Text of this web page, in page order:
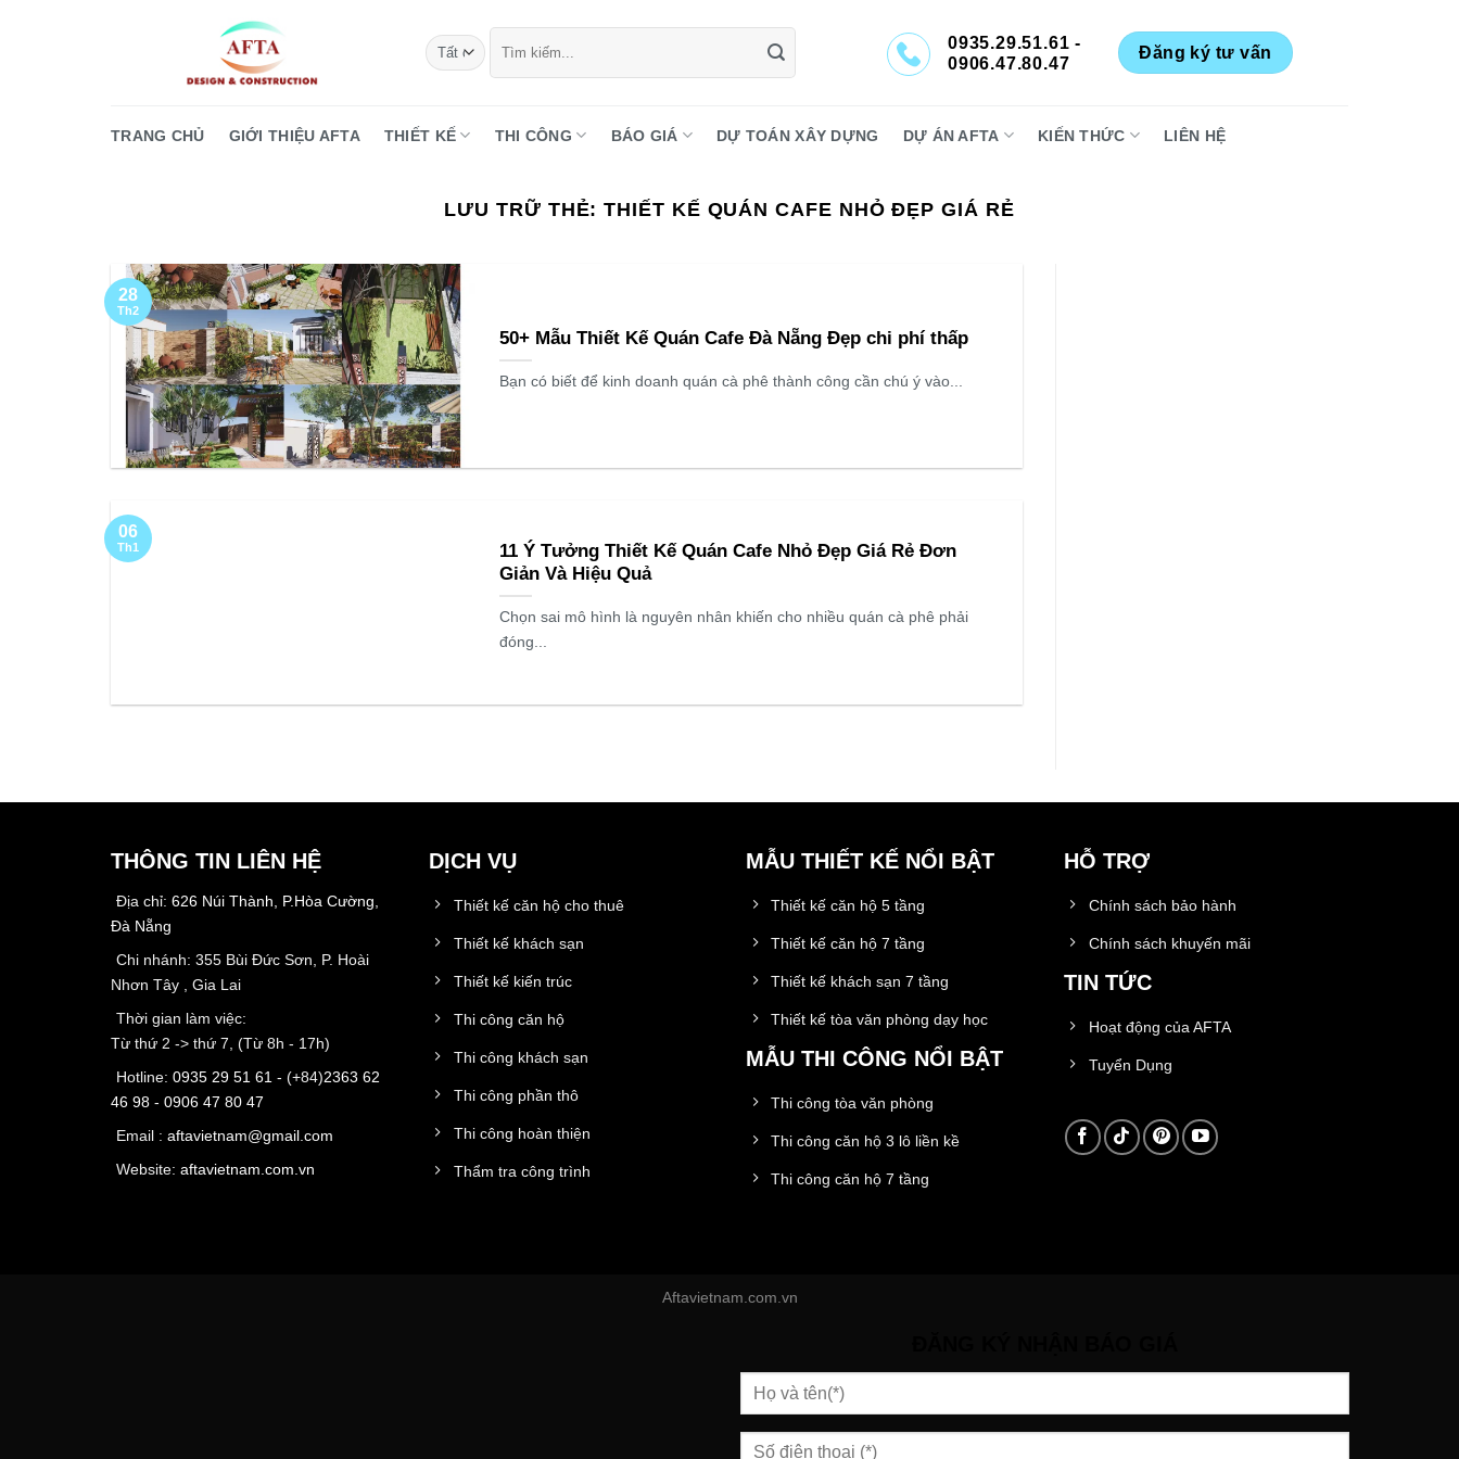
kiếm:
0935.29.51.61 -
0906.47.80.47
Đăng ký tư vấn
TRANG CHỦ GIỚI THIỆU AFTA THIẾT KẾ THI CÔNG BÁO GIÁ DỰ TOÁN XÂY DỰNG DỰ ÁN AFTA KIẾN THỨC LIÊN HỆ
LƯU TRỮ THẺ:THIẾT KẾ QUÁN CAFE NHỎ ĐẸP GIÁ RẺ
50+ Mẫu Thiết Kế Quán Cafe Đà Nẵng Đẹp chi phí thấp
Bạn có biết để kinh doanh quán cà phê thành công cần chú ý vào...
28
Th2
11 Ý Tưởng Thiết Kế Quán Cafe Nhỏ Đẹp Giá Rẻ Đơn
Giản Và Hiệu Quả
Chọn sai mô hình là nguyên nhân khiến cho nhiều quán cà phê phải
đóng...
06
Th1
THÔNG TIN LIÊN HỆ
Địa chỉ: 626 Núi Thành, P.Hòa Cường,
Đà Nẵng
Chi nhánh: 355 Bùi Đức Sơn, P. Hoài
Nhơn Tây , Gia Lai
Thời gian làm việc:
Từ thứ 2 -> thứ 7, (Từ 8h - 17h)
Hotline: 0935 29 51 61 - (+84)2363 62
46 98 - 0906 47 80 47
Email : aftavietnam@gmail.com
Website: aftavietnam.com.vn
DỊCH VỤ
Thiết kế căn hộ cho thuê
Thiết kế khách sạn
Thiết kế kiến trúc
Thi công căn hộ
Thi công khách sạn
Thi công phần thô
Thi công hoàn thiện
Thẩm tra công trình
MẪU THIẾT KẾ NỔI BẬT
Thiết kế căn hộ 5 tầng
Thiết kế căn hộ 7 tầng
Thiết kế khách sạn 7 tầng
Thiết kế tòa văn phòng dạy học
MẪU THI CÔNG NỔI BẬT
Thi công tòa văn phòng
Thi công căn hộ 3 lô liền kề
Thi công căn hộ 7 tầng
HỖ TRỢ
Chính sách bảo hành
Chính sách khuyến mãi
TIN TỨC
Hoạt động của AFTA
Tuyển Dụng
Aftavietnam.com.vn